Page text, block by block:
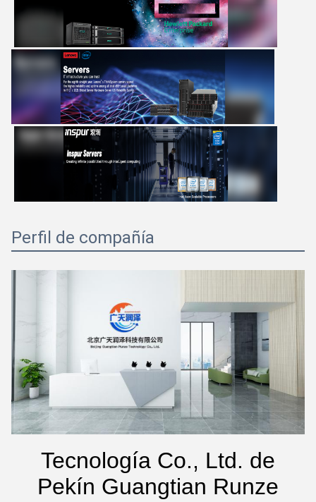
Perfil de compañía
Tecnología Co., Ltd. de
Pekín Guangtian Runze